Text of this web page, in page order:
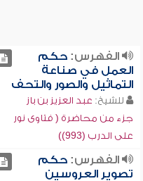
الفهرس:حكم
العمل في صناعة
التماثيل والصور والتحف
للشيخ: عبد العزيز بن باز
جزء من محاضرة ( فتاوى نور
على الدرب (993))
الفهرس:حكم
تصوير العروسين